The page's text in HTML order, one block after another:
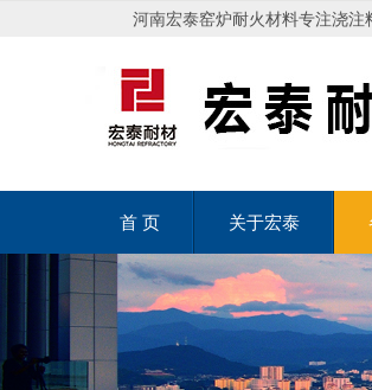
河南宏泰窑炉耐火材料专注浇注
首 页 关于宏泰